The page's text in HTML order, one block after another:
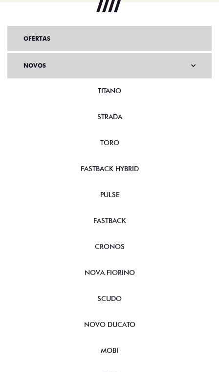
OFERTAS
NOVOS
TITANO
STRADA
TORO
FASTBACK HYBRID
PULSE
FASTBACK
CRONOS
NOVA FIORINO
SCUDO
NOVO DUCATO
MOBI